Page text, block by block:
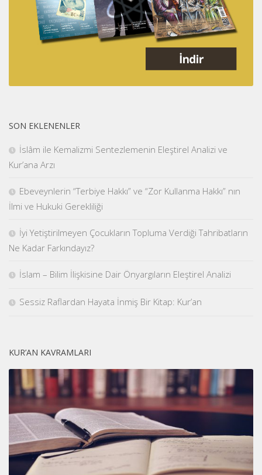
SON EKLENENLER
İslâm ile Kemalizmi Sentezlemenin Eleştirel Analizi ve
Kur’ana Arzı
Ebeveynlerin “Terbiye Hakkı” ve “Zor Kullanma Hakkı” nın
İlmi ve Hukuki Gerekliliği
İyi Yetiştirilmeyen Çocukların Topluma Verdiği Tahribatların
Ne Kadar Farkındayız?
İslam – Bilim İlişkisine Dair Önyargıların Eleştirel Analizi
Sessiz Raflardan Hayata İnmiş Bir Kitap: Kur’an
KUR’AN KAVRAMLARI